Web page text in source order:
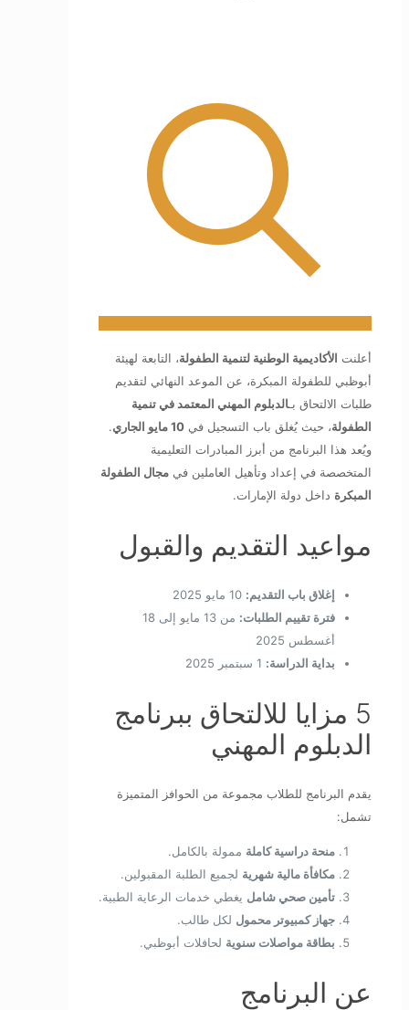
أعلنت الأكاديمية الوطنية لتنمية الطفولة، التابعة لهيئة
أبوظبي للطفولة المبكرة، عن الموعد النهائي لتقديم
طلبات الالتحاق بـالدبلوم المهني المعتمد في تنمية
الطفولة، حيث يُغلق باب التسجيل في 10 مايو الجاري
.
ويُعد هذا البرنامج من أبرز المبادرات التعليمية
المتخصصة في إعداد وتأهيل العاملين في مجال الطفولة
المبكرة داخل دولة الإمارات.
مواعيد التقديم والقبول
إغلاق باب التقديم:
فترة تقييم الطلبات:
من 13 مايو إلى 18
أغسطس 2025
بداية الدراسة:
5 مزايا للالتحاق ببرنامج
الدبلوم المهني
يقدم البرنامج للطلاب مجموعة من الحوافز المتميزة
تشمل:
منحة دراسية كاملة ممولة بالكامل.
مكافأة مالية شهرية لجميع الطلبة المقبولين.
تأمين صحي شامل يغطي خدمات الرعاية الطبية.
جهاز كمبيوتر محمول لكل طالب.
بطاقة مواصلات سنوية لحافلات أبوظبي.
عن البرنامج